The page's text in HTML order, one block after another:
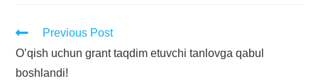
Previous Post
O’qish uchun grant taqdim etuvchi tanlovga qabul
boshlandi!